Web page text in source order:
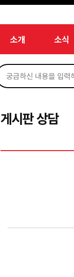
소개 소식
게시판 상담